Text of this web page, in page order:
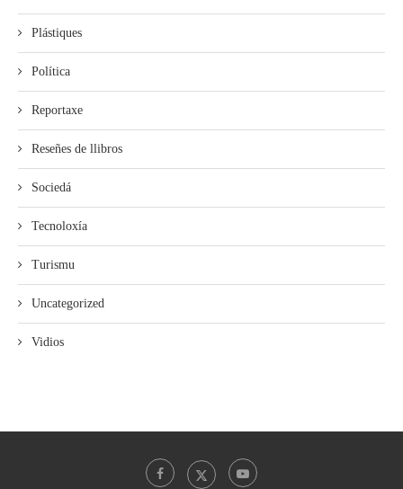
Plástiques
Política
Reportaxe
Reseñes de llibros
Sociedá
Tecnoloxía
Turismu
Uncategorized
Vidios